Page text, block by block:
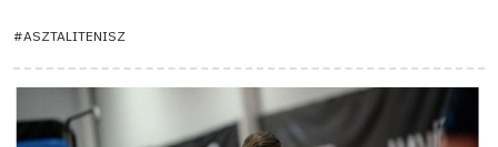
#ASZTALITENISZ